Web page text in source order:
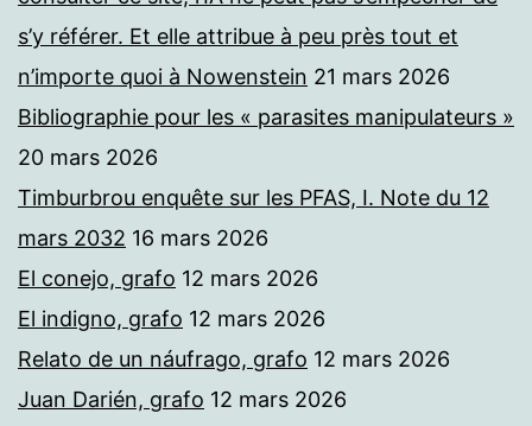
s’y référer. Et elle attribue à peu près tout et
n’importe quoi à Nowenstein 21 mars 2026
Bibliographie pour les « parasites manipulateurs »
20 mars 2026
Timburbrou enquête sur les PFAS, I. Note du 12
mars 2032 16 mars 2026
El conejo, grafo 12 mars 2026
El indigno, grafo 12 mars 2026
Relato de un náufrago, grafo 12 mars 2026
Juan Darién, grafo 12 mars 2026